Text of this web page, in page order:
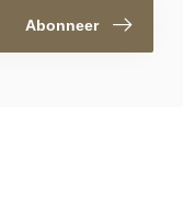
Abonneer